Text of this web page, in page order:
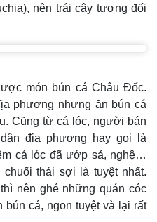
nên trái cây tương đối
món bún cá Châu Đốc.
phương nhưng ăn bún cá
Cũng từ cá lóc, người bán
địa phương hay gọi là
cá lóc đã ướp sả, nghệ…
thái sợi là tuyệt nhất.
nên ghé những quán cóc
cá, ngon tuyệt và lại rất